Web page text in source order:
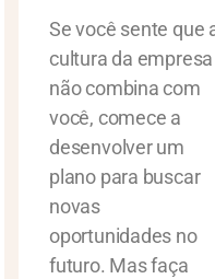
Se você sente que
cultura da empresa
não combina com
você, comece a
desenvolver um
plano para buscar
novas
oportunidades no
futuro. Mas faça